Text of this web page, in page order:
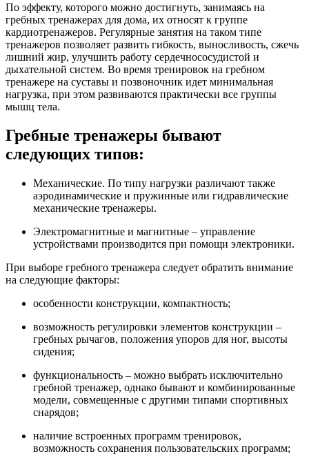
По эффекту, которого можно достигнуть, занимаясь на
гребных тренажерах для дома, их относят к группе
кардиотренажеров. Регулярные занятия на таком типе
тренажеров позволяет развить гибкость, выносливость, сжечь
лишний жир, улучшить работу сердечнососудистой и
дыхательной систем. Во время тренировок на гребном
тренажере на суставы и позвоночник идет минимальная
нагрузка, при этом развиваются практически все группы
мышц тела.
Гребные тренажеры бывают
следующих типов:
Механические. По типу нагрузки различают также
аэродинамические и пружинные или гидравлические
механические тренажеры.
Электромагнитные и магнитные – управление
устройствами производится при помощи электроники.
При выборе гребного тренажера следует обратить внимание
на следующие факторы:
особенности конструкции, компактность;
возможность регулировки элементов конструкции –
гребных рычагов, положения упоров для ног, высоты
сидения;
функциональность – можно выбрать исключительно
гребной тренажер, однако бывают и комбинированные
модели, совмещенные с другими типами спортивных
снарядов;
наличие встроенных программ тренировок,
возможность сохранения пользовательских программ;